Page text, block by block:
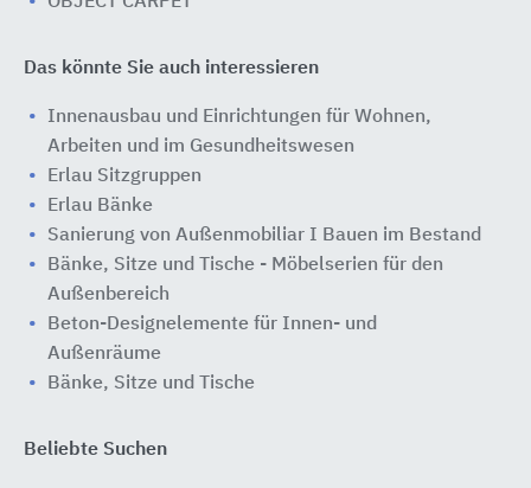
Das könnte Sie auch interessieren
Innenausbau und Einrichtungen für Wohnen,
Arbeiten und im Gesundheitswesen
Erlau Sitzgruppen
Erlau Bänke
Sanierung von Außenmobiliar I Bauen im Bestand
Bänke, Sitze und Tische - Möbelserien für den
Außenbereich
Beton-Designelemente für Innen- und
Außenräume
Bänke, Sitze und Tische
Beliebte Suchen